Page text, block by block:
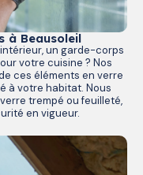
à Beausoleil
un garde-corps
votre cuisine ? Nos
ces éléments en verre
à votre habitat. Nous
trempé ou feuilleté,
en vigueur.